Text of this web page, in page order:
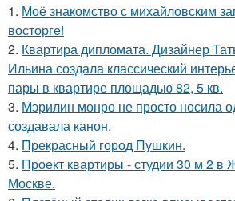
1. Моё знакомство с михайловским
восторге!
2. Квартира дипломата. Дизайнер
Ильина создала классический
пары в квартире площадью 82, 5 кв.
3. Мэрилин монро не просто носила
создавала канон.
4. Прекрасный город Пушкин.
5. Проект квартиры - студии 30 м 2 в
Москве.